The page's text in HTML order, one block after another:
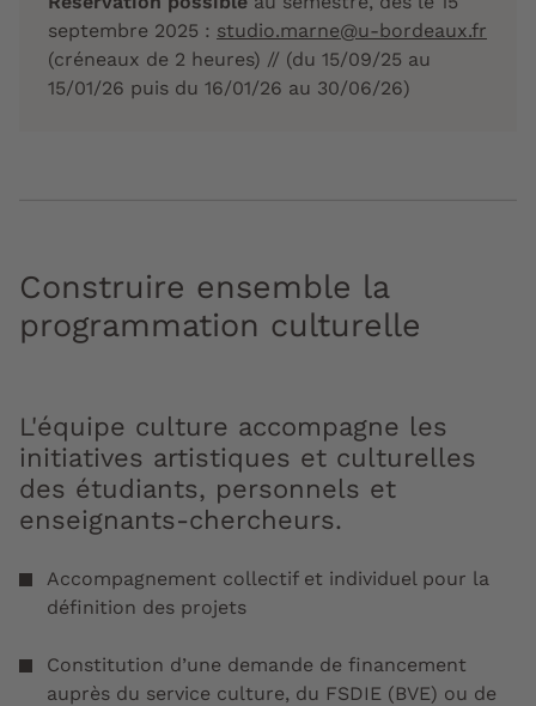
septembre 2025 : studio.marne@u-bordeaux.fr
(créneaux de 2 heures) // (du 15/09/25 au
15/01/26 puis du 16/01/26 au 30/06/26)
Construire ensemble la
programmation culturelle
L'équipe culture accompagne les
initiatives artistiques et culturelles
des étudiants, personnels et
enseignants-chercheurs.
Accompagnement collectif et individuel pour la
définition des projets
Constitution d’une demande de financement
auprès du service culture, du FSDIE (BVE) ou de